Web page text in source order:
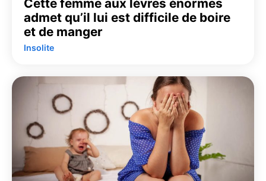
Cette femme aux lèvres énormes
admet qu’il lui est difficile de boire
et de manger
Insolite